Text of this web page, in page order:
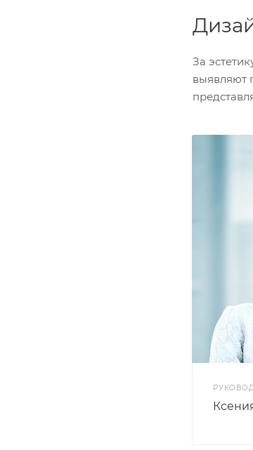
За
выявляют